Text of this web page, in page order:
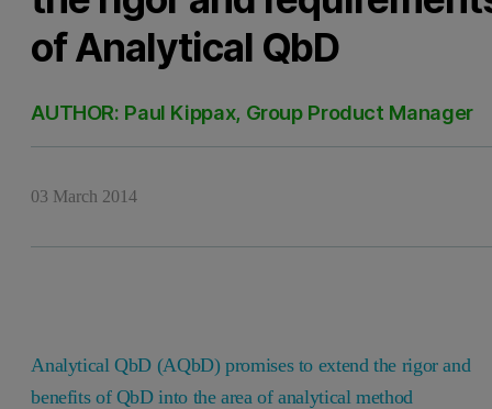
of Analytical QbD
AUTHOR: Paul Kippax, Group Product Manager
03 March 2014
Analytical QbD (AQbD) promises to extend the rigor and
benefits of QbD into the area of analytical method